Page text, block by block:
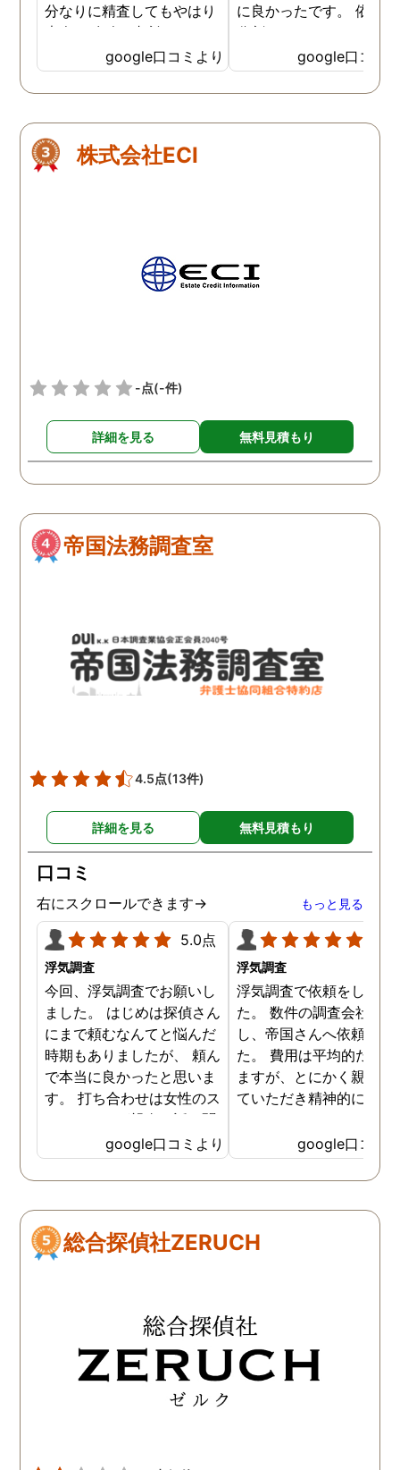
分なりに精査してもやはり
素人。 友人に相談すると、
やはりきちんとした 情報が
大切だと言われこちらの探
偵社さんに依頼しました。
画、幾ページにも 渡る資
料、やはりこちらの探偵社
調停に強い弁護士さんもご
紹介頂き、助かりました。
様に一度御相談に行かれて
みてください。私は本当に
救われました
google口コミより
に良かったです。 依頼
分割にして頂いたり、び
くりするような確実な不
証拠を掴んでいただきま
た。何よりも探偵さんた
ました。あのとき依頼し
りがとうございました。
google口コミ
株式会社ECI
-点(-件)
詳細を見る 無料見積もり
帝国法務調査室
4.5点(13件)
詳細を見る 無料見積もり
口コミ
右にスクロールできます→ もっと見る
5.0点
浮気調査
今回、浮気調査でお願いし
ました。 はじめは探偵さん
にまで頼むなんてと悩んだ
時期もありましたが、 頼ん
で本当に良かったと思いま
す。 打ち合わせは女性のス
タッフさんが親身に話を聞
いていただき 実際の調査中
も、細かい報告・対応はも
ちろん 自分のメンタルが弱
きました。 家族友人にもい
いづらい辛い気持ちを受け
も最初の打ち合わせで詳し
く説明頂いたので、 自分の
中で予想が立てやすかった
です。 自分は離婚という道
を選びましたが、それぞれ
も一緒に考えてもらえると
google口コミより
浮気調査
浮気調査で依頼をしまし
た。 数件の調査会社へ
し、帝国さんへ依頼しま
た。 費用は平均的だと
ますが、とにかく親身に
ていただき精神的にも支
はその都度状況を報告し
いただき、中途半端な調
にならない様にされてい
く感じました。 また調
果を受けてからの今後の
完璧な報告書で訴訟に臨
ました。 今は幸せです
ちらへお願いして本当に
かった。
google口コミ
総合探偵社ZERUCH